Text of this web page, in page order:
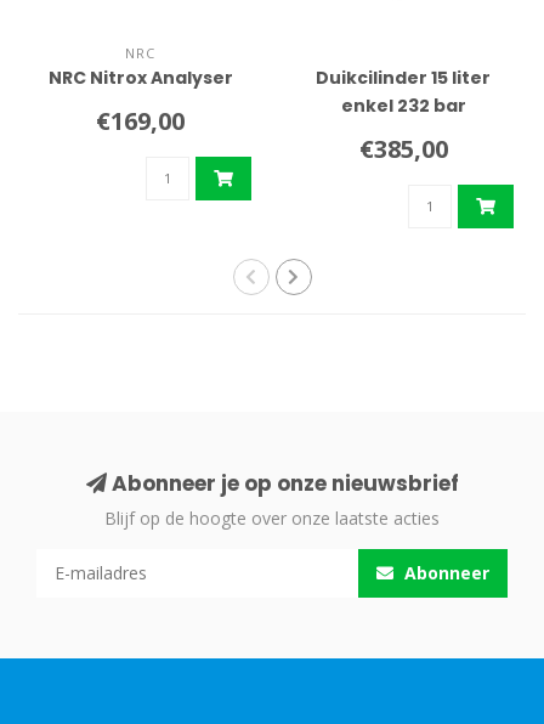
NRC
NRC Nitrox Analyser
€169,00
Duikcilinder 15 liter
enkel 232 bar
€385,00
Abonneer je op onze nieuwsbrief
Blijf op de hoogte over onze laatste acties
Abonneer